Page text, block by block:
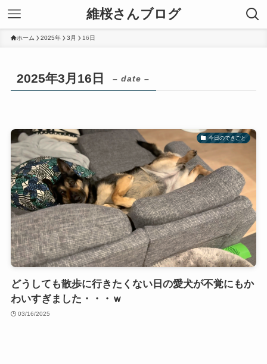
維桜さんブログ
ホーム 2025年 3月 16日
2025年3月16日 – date –
今日のできごと
どうしても散歩に行きたくない日の愛犬が不覚にもか
わいすぎました・・・ｗ
03/16/2025